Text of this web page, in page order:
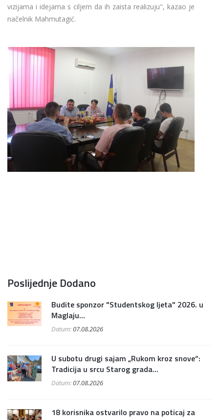
vizijama i idejama s ciljem da ih zaista realizuju", kazao je
načelnik Mahmutagić.
Poslijednje Dodano
Budite sponzor "Studentskog ljeta" 2026. u
Maglaju...
Datum:07.08.2026
U subotu drugi sajam „Rukom kroz snove“:
Tradicija u srcu Starog grada...
Datum:07.08.2026
18 korisnika ostvarilo pravo na poticaj za